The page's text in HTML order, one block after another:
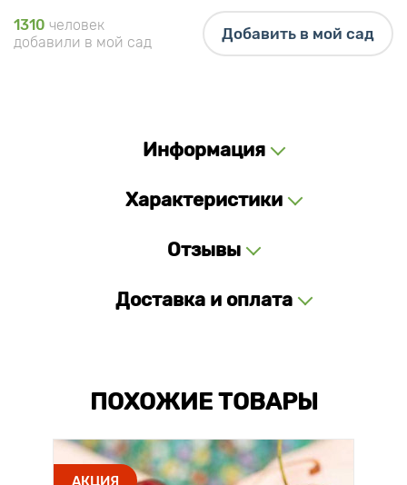
1310 человек
добавили в мой сад
Добавить в мой сад
Информация
Характеристики
Отзывы
Доставка и оплата
ПОХОЖИЕ ТОВАРЫ
АКЦИЯ